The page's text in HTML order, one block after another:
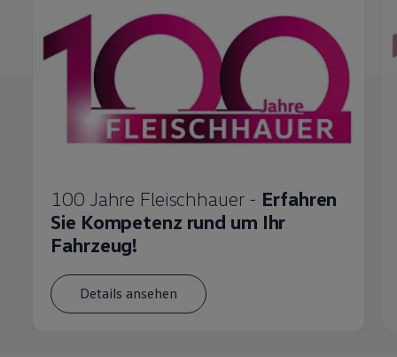
100 Jahre Fleischhauer - Erfahren
Sie Kompetenz rund um Ihr
Fahrzeug!
Details ansehen